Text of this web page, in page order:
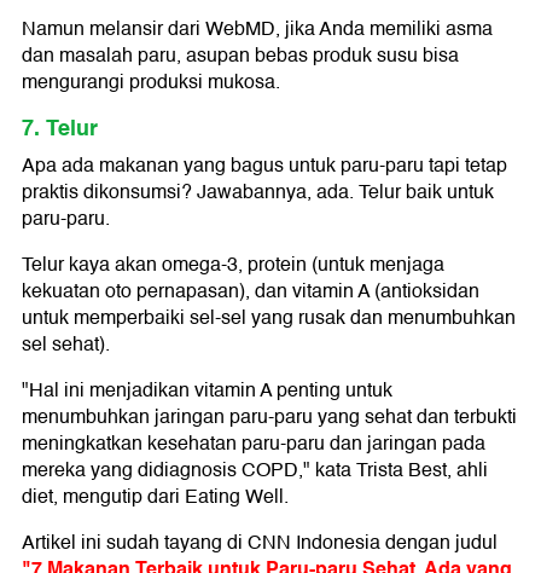
Namun melansir dari WebMD, jika Anda memiliki asma
dan masalah paru, asupan bebas produk susu bisa
mengurangi produksi mukosa.
7. Telur
Apa ada makanan yang bagus untuk paru-paru tapi tetap
praktis dikonsumsi? Jawabannya, ada. Telur baik untuk
paru-paru.
Telur kaya akan omega-3, protein (untuk menjaga
kekuatan oto pernapasan), dan vitamin A (antioksidan
untuk memperbaiki sel-sel yang rusak dan menumbuhkan
sel sehat).
"Hal ini menjadikan vitamin A penting untuk
menumbuhkan jaringan paru-paru yang sehat dan terbukti
meningkatkan kesehatan paru-paru dan jaringan pada
mereka yang didiagnosis COPD," kata Trista Best, ahli
diet, mengutip dari Eating Well.
Artikel ini sudah tayang di CNN Indonesia dengan judul